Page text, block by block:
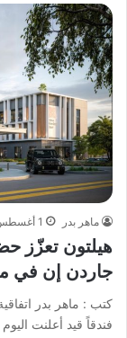
ماهر بدر 1 أغسطس، 2024
هيلتون تعزّز
جاردن إن في
فندقاً قيد أعلنت